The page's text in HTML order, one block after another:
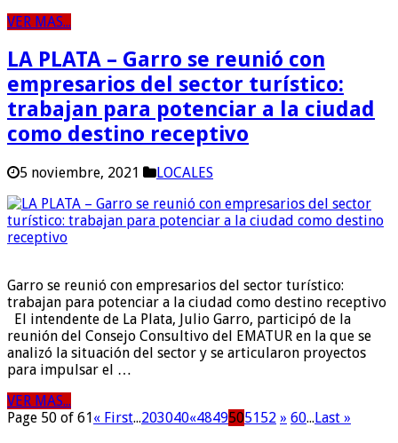
VER MAS...
LA PLATA – Garro se reunió con
empresarios del sector turístico:
trabajan para potenciar a la ciudad
como destino receptivo
5 noviembre, 2021 LOCALES
Garro se reunió con empresarios del sector turístico:
trabajan para potenciar a la ciudad como destino receptivo
El intendente de La Plata, Julio Garro, participó de la
reunión del Consejo Consultivo del EMATUR en la que se
analizó la situación del sector y se articularon proyectos
para impulsar el …
VER MAS...
Page 50 of 61 « First...203040«48495051 52 » 60... Last »